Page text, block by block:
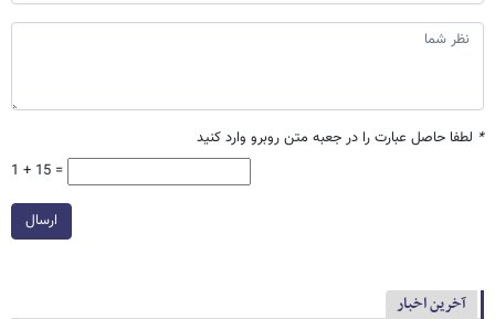
* لطفا حاصل عبارت را در جعبه متن روبرو وارد کنید
1 + 15 =
ارسال
آخرین اخبار